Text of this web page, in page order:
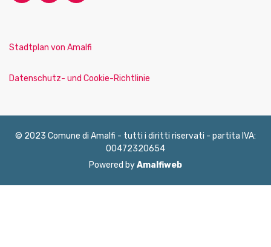
Stadtplan von Amalfi
Datenschutz- und Cookie-Richtlinie
© 2023 Comune di Amalfi - tutti i diritti riservati - partita IVA:
00472320654
Powered byAmalfiweb